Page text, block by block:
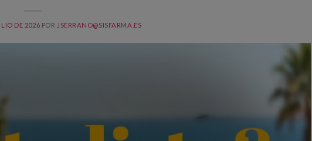
DE 2026 POR JSERRANO@SISFARMA.ES